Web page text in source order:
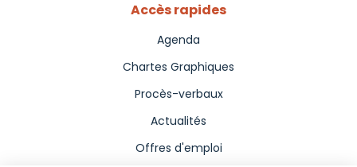
Accès rapides
Agenda
Chartes Graphiques
Procès-verbaux
Actualités
Offres d'emploi